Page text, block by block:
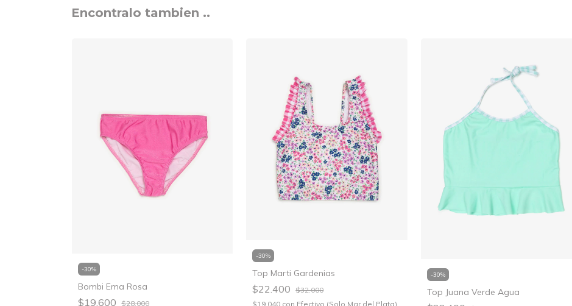
Encontralo tambien ..
-30%
Bombi Ema Rosa
$19.600 $28.000
-30%
Top Marti Gardenias
$22.400
$32.000
$19.040 con Efectivo (Solo Mar del Plata)
-30%
Top Juana Verde Agua